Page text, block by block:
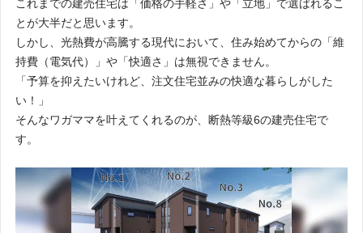
これまでの建売住宅は「価格の手軽さ」や「立地」で選ばれるこ
とが大半だと思います。
しかし、光熱費が高騰する現代において、住み始めてからの「維
持費（電気代）」や「快適さ」は無視できません。
「予算を抑えたいけれど、注文住宅並みの快適な暮らしがした
い！」
そんなワガママを叶えてくれるのが、断熱等級6の建売住宅で
す。